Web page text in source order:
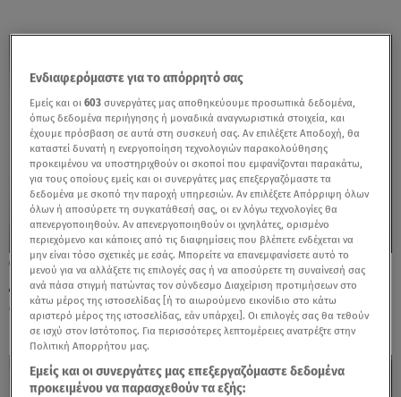
29.11.24, 17:29
Αποχώρησε και επισήμως ο Αποστολάκης
από τον ΣΥΡΙΖΑ
Ενδιαφερόμαστε για το απόρρητό σας
Εμείς και οι603 συνεργάτες μας αποθηκεύουμε προσωπικά δεδομένα,
όπως δεδομένα περιήγησης ή μοναδικά αναγνωριστικά στοιχεία, και
έχουμε πρόσβαση σε αυτά στη συσκευή σας. Αν επιλέξετε Αποδοχή, θα
καταστεί δυνατή η ενεργοποίηση τεχνολογιών παρακολούθησης
προκειμένου να υποστηριχθούν οι σκοποί που εμφανίζονται παρακάτω,
για τους οποίους εμείς και οι συνεργάτες μας επεξεργαζόμαστε τα
δεδομένα με σκοπό την παροχή υπηρεσιών. Αν επιλέξετε Απόρριψη όλων
όλων ή αποσύρετε τη συγκατάθεσή σας, οι εν λόγω τεχνολογίες θα
απενεργοποιηθούν. Αν απενεργοποιηθούν οι ιχνηλάτες, ορισμένο
περιεχόμενο και κάποιες από τις διαφημίσεις που βλέπετε ενδέχεται να
μην είναι τόσο σχετικές με εσάς. Μπορείτε να επανεμφανίσετε αυτό το
μενού για να αλλάξετε τις επιλογές σας ή να αποσύρετε τη συναίνεσή σας
ανά πάσα στιγμή πατώντας τον σύνδεσμο Διαχείριση προτιμήσεων στο
κάτω μέρος της ιστοσελίδας [ή το αιωρούμενο εικονίδιο στο κάτω
αριστερό μέρος της ιστοσελίδας, εάν υπάρχει]. Οι επιλογές σας θα τεθούν
σε ισχύ στον Ιστότοπος. Για περισσότερες λεπτομέρειες ανατρέξτε στην
Πολιτική Απορρήτου μας.
Εμείς και οι συνεργάτες μας επεξεργαζόμαστε δεδομένα
προκειμένου να παρασχεθούν τα εξής: